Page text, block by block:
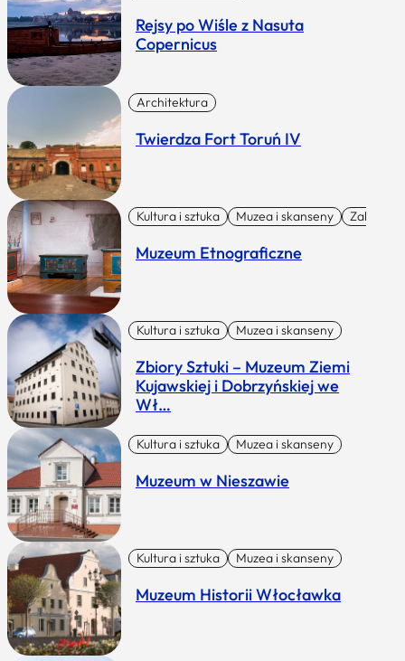
Rejsy po Wiśle z Nasuta
Copernicus
Architektura
Twierdza Fort Toruń IV
Kultura i sztuka Muzea i skanseny Zabytki I
Muzeum Etnograficzne
Kultura i sztuka Muzea i skanseny
Zbiory Sztuki – Muzeum Ziemi
Kujawskiej i Dobrzyńskiej we
Wł…
Kultura i sztuka Muzea i skanseny
Muzeum w Nieszawie
Kultura i sztuka Muzea i skanseny
Muzeum Historii Włocławka